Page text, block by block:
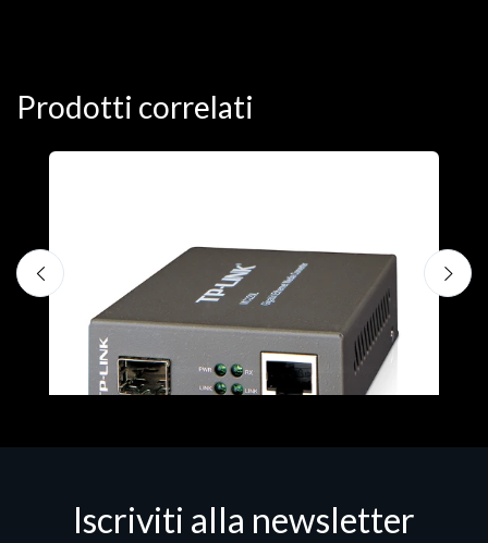
Prodotti correlati
Iscriviti alla newsletter